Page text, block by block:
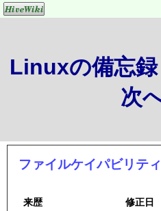
Linuxの備忘録
次
ファイルケイパビリテ
来歴 修正日